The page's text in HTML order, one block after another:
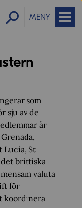
MENY
som
sju av de
är
Lucia, St
det brittiska
valuta
för
koordinera